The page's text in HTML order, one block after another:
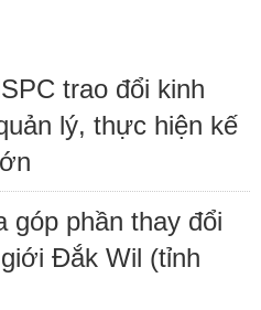
trao đổi kinh
lý, thực hiện kế
phần thay đổi
Đắk Wil (tỉnh